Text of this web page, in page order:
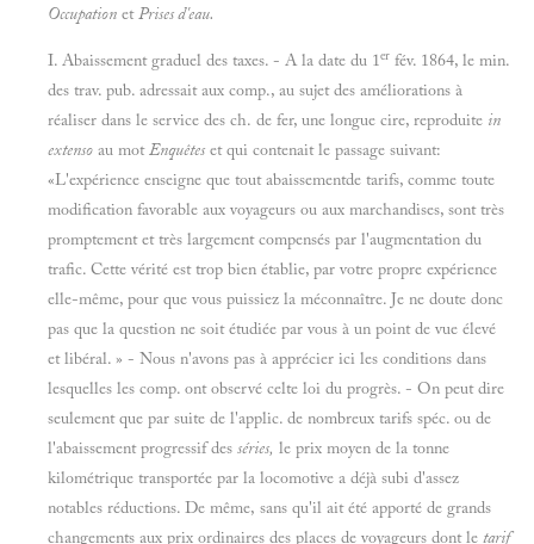
Occupation etPrises d'eau.
I. Abaissement graduel des taxes. - A la date du 1er fév. 1864, le min.
des trav. pub. adressait aux comp., au sujet des améliorations à
réaliser dans le service des ch. de fer, une longue cire, reproduite in
extenso au motEnquêtes et qui contenait le passage suivant:
«L'expérience enseigne que tout abaissementde tarifs, comme toute
modification favorable aux voyageurs ou aux marchandises, sont très
promptement et très largement compensés par l'augmentation du
trafic. Cette vérité est trop bien établie, par votre propre expérience
elle-même, pour que vous puissiez la méconnaître. Je ne doute donc
pas que la question ne soit étudiée par vous à un point de vue élevé
et libéral. » - Nous n'avons pas à apprécier ici les conditions dans
lesquelles les comp. ont observé celte loi du progrès. - On peut dire
seulement que par suite de l'applic. de nombreux tarifs spéc. ou de
l'abaissement progressif des séries, le prix moyen de la tonne
kilométrique transportée par la locomotive a déjà subi d'assez
notables réductions. De même, sans qu'il ait été apporté de grands
changements aux prix ordinaires des places de voyageurs dont le tarif